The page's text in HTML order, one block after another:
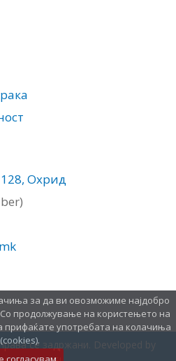
за да ви овозможиме најдобро
продолжување на користењето на
прифаќате употребата на колачиња
(cookies).
Охрид
се задржани. Developed by